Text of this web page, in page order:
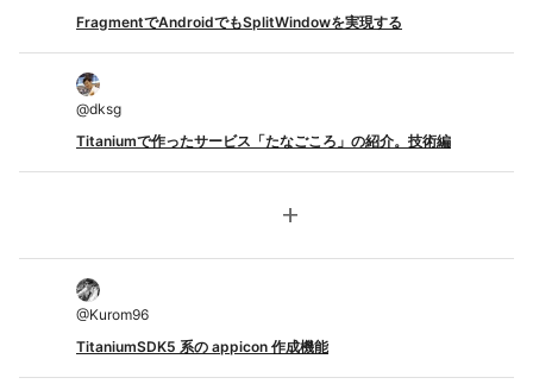
FragmentでAndroidでもSplitWindowを実現する
@dksg
Titaniumで作ったサービス「たなごころ」の紹介。技術編
add
@Kurom96
TitaniumSDK5 系の appicon 作成機能